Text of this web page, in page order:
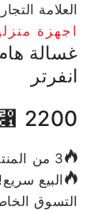
العلامة
اجهزة
انفرتر
2200
3 من المنتجات المباعة في آخر 13 ساعة
التسوق